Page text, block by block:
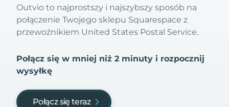
Outvio to najprostszy i najszybszy sposób na
połączenie Twojego sklepu Squarespace z
przewoźnikiem United States Postal Service.
Połącz się w mniej niż 2 minuty i rozpocznij
wysyłkę
Połącz się teraz